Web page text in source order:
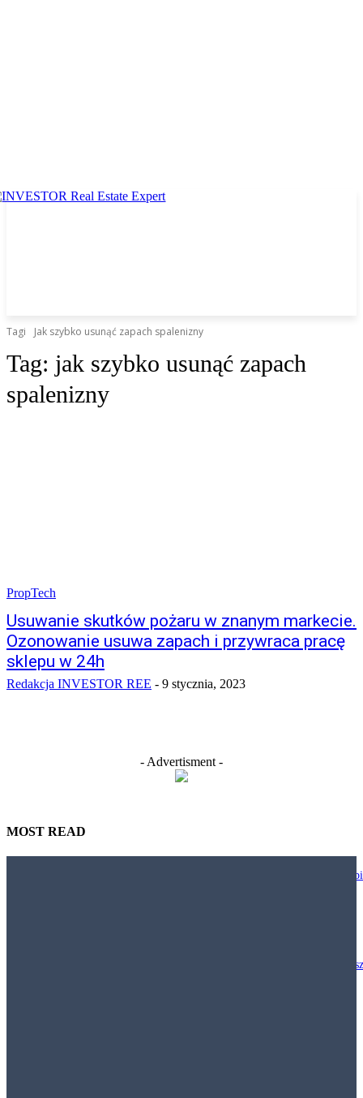
Tagi Jak szybko usunąć zapach spalenizny
Tag: jak szybko usunąć zapach
spalenizny
PropTech
Usuwanie skutków pożaru w znanym markecie.
Ozonowanie usuwa zapach i przywraca pracę
sklepu w 24h
Redakcja INVESTOR REE - 9 stycznia, 2023
- Advertisment -
MOST READ
Nie każdy biurowy trend warto wdrażać. JLL pokazuje, jak projektować
Polacy chcą inwestować w nieruchomości, ale klasyczny model „kup